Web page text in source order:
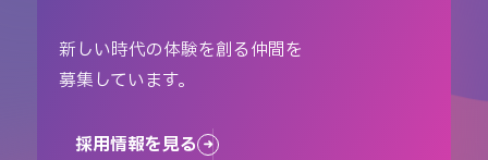
新しい時代の体験を創る仲間を
募集しています。
採用情報を見る